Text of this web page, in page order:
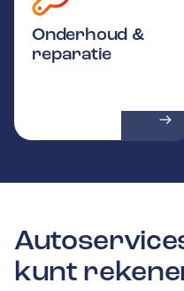
Onderhoud &
reparatie
kunt